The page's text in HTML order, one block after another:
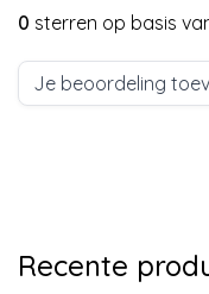
0 sterren op basis
Je beoordeling
Recente